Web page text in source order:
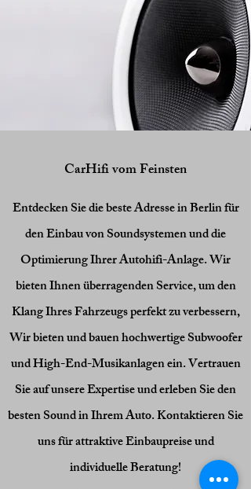
CarHifi vom Feinsten
Entdecken Sie die beste Adresse in Berlin für
den Einbau von Soundsystemen und die
Optimierung Ihrer Autohifi-Anlage. Wir
bieten Ihnen überragenden Service, um den
Klang Ihres Fahrzeugs perfekt zu verbessern,
Wir bieten und bauen hochwertige Subwoofer
und High-End-Musikanlagen ein. Vertrauen
Sie auf unsere Expertise und erleben Sie den
besten Sound in Ihrem Auto. Kontaktieren Sie
uns für attraktive Einbaupreise und
individuelle Beratung!